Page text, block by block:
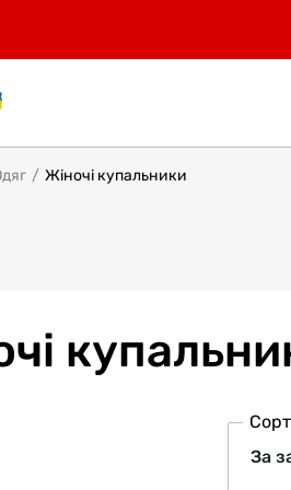
Жіночі купальники